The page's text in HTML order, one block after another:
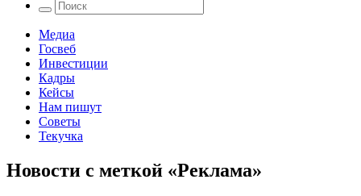
Медиа
Госвеб
Инвестиции
Кадры
Кейсы
Нам пишут
Советы
Текучка
Новости с меткой «Реклама»